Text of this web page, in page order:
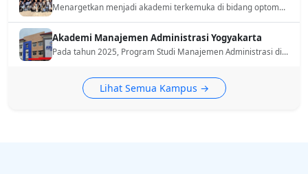
Menargetkan menjadi akademi terkemuka di bidang optometri yang profesional, berprestasi, berlandaskan nilai-nilai religius, serta berjiwa wirausaha di Yogyakarta pada tahun 2032.
Akademi Manajemen Administrasi Yogyakarta
Pada tahun 2025, Program Studi Manajemen Administrasi di AMA Yogyakarta akan berkembang menjadi program studi unggulan di tingkat regional, dengan fokus pada profesionalisme, nilai-nilai agama, dan pengembangan keterampilan kewirausahaan mandiri.
Lihat Semua Kampus →